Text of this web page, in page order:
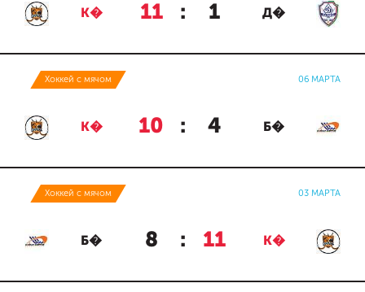
К� 11 : 1 Д�
Хоккей с мячом 06 МАРТА
К� 10 : 4 Б�
Хоккей с мячом 03 МАРТА
Б� 8 : 11 К�